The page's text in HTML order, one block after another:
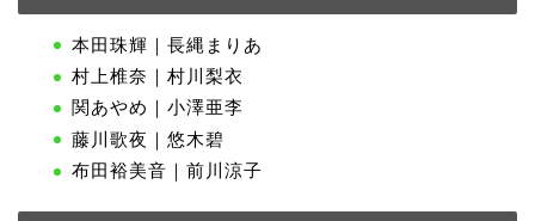
本田珠輝｜長縄まりあ
村上椎奈｜村川梨衣
関あやめ｜小澤亜李
藤川歌夜｜悠木碧
布田裕美音｜前川涼子